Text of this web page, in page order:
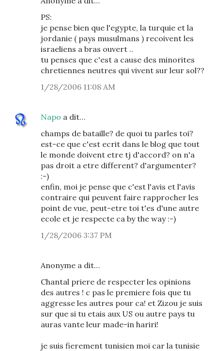
PS:
je pense bien que l'egypte, la turquie et la
jordanie ( pays musulmans ) recoivent les
israeliens a bras ouvert ..
tu penses que c'est a cause des minorites
chretiennes neutres qui vivent sur leur sol??
1/28/2006 11:08 AM
Napo a dit…
champs de bataille? de quoi tu parles toi?
est-ce que c'est ecrit dans le blog que tout
le monde doivent etre tj d'accord? on n'a
pas droit a etre different? d'argumenter?
:-)
enfin, moi je pense que c'est l'avis et l'avis
contraire qui peuvent faire rapprocher les
point de vue, peut-etre toi t'es d'une autre
ecole et je respecte ca by the way :-)
1/28/2006 3:37 PM
Anonyme a dit…
Chantal priere de respecter les opinions
des autres ! c pas le premiere fois que tu
aggresse les autres pour ca! et Zizou je suis
sur que si tu etais aux US ou autre pays tu
auras vante leur made-in hariri!
je suis fierement tunisien moi car la tunisie